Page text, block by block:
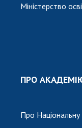
Міністерство
ПРО
Про Національну